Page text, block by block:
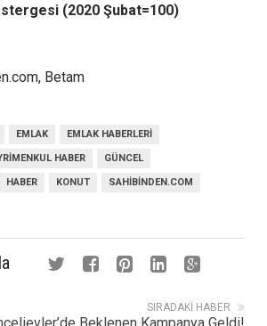
(2020 Şubat=100)
Betam
EMLAK EMLAK HABERLERI
HABER GÜNCEL
HABER KONUT SAHIBINDEN.COM
SIRADAKI HABER